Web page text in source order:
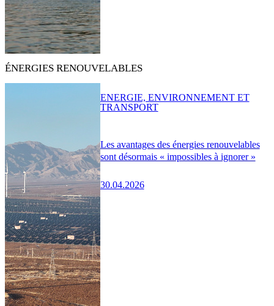
ÉNERGIES RENOUVELABLES
Les avantages des énergies renouvelables
sont désormais « impossibles à ignorer »
30.04.2026
ENERGIE, ENVIRONNEMENT ET
TRANSPORT